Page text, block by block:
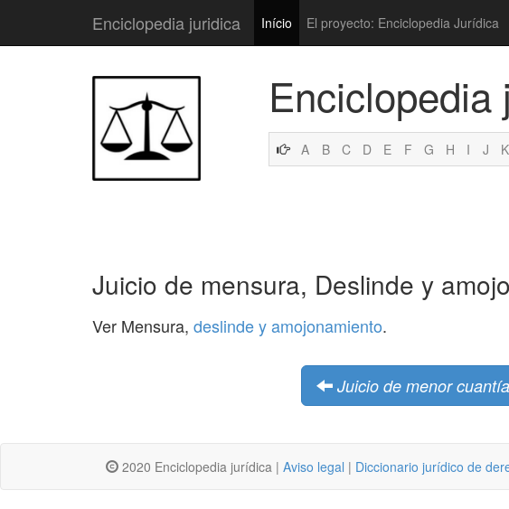
Enciclopedia juridica Início El proyecto: Enciclopedia Jurídica
Enciclopedia
A B C D E F G H I J K
Juicio de mensura, Deslinde y
Ver Mensura, deslinde y amojonamiento.
Juicio de menor cuantía
2020 Enciclopedia jurídica | Aviso legal | Diccionario jurídico de